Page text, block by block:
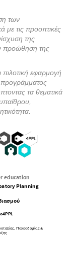
των
με τις προοπτικές
της
προώθηση της
πιλοτική εφαρμογή
προγράμματος
τα θεματικά